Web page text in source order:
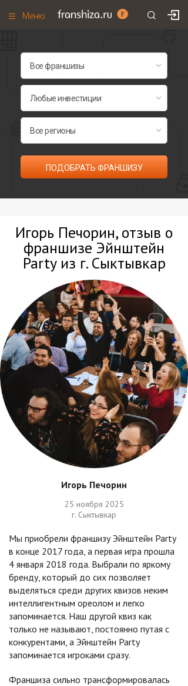
Меню
Франшизы по категориям
ПОДОБРАТЬ ФРАНШИЗУ
Игорь Печорин, отзыв о
франшизе Эйнштейн
Party из г. Сыктывкар
Игорь Печорин
25 ноября 2025
г. Сыктывкар
Мы приобрели франшизу Эйнштейн Party
в конце 2017 года, а первая игра прошла
4 января 2018 года. Выбрали по яркому
бренду, который до сих позволяет
выделяться среди других квизов неким
интеллигентным ореолом и легко
запоминается. Наш другой квиз как
только не называют, постоянно путая с
конкурентами, а Эйнштейн Party
запоминается игроками сразу.
Франшиза сильно трансформировалась